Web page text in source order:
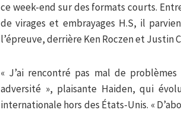
ce week-end sur des formats courts.
de virages et embrayages H.S, il
l’épreuve, derrière Ken Roczen et Justin
« J’ai rencontré pas mal de
adversité », plaisante Haiden, qui
internationale hors des États-Unis. «